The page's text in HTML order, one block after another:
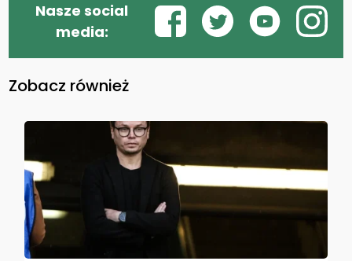
Nasze social
media:
Zobacz również